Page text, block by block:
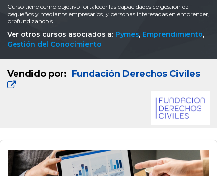
Curso tiene como objetivo fortalecer las capacidades de gestión de
pequeños y medianos empresarios, y personas interesadas en emprender,
profundizando s
Ver otros cursos asociados a: Pymes, Emprendimiento,
Gestión del Conocimiento
Vendido por: Fundación Derechos Civiles